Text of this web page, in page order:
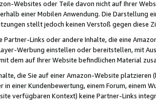
Websites oder Teile davon nicht auf Ihrer
einer Mobilen Anwendung. Die Darstellung
stellt jedoch keinen Verstoß gegen diese
Partner-Links oder andere Inhalte, die eine
Werbung einstellen oder bereitstellen, mit
dem auf Ihrer Website befindlichen Material
die Sie auf einer Amazon-Website
in einer Kundenbewertung, einem Forum, einem
verfügbaren Kontext) keine Partner-Links